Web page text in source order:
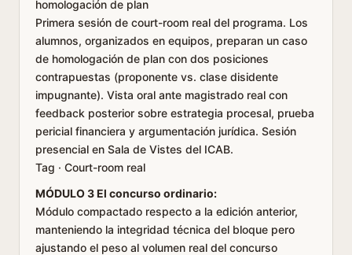
homologación de plan
Primera sesión de court-room real del programa. Los
alumnos, organizados en equipos, preparan un caso
de homologación de plan con dos posiciones
contrapuestas (proponente vs. clase disidente
impugnante). Vista oral ante magistrado real con
feedback posterior sobre estrategia procesal, prueba
pericial financiera y argumentación jurídica. Sesión
presencial en Sala de Vistes del ICAB.
Tag · Court-room real
MÓDULO 3 El concurso ordinario:
Módulo compactado respecto a la edición anterior,
manteniendo la integridad técnica del bloque pero
ajustando el peso al volumen real del concurso